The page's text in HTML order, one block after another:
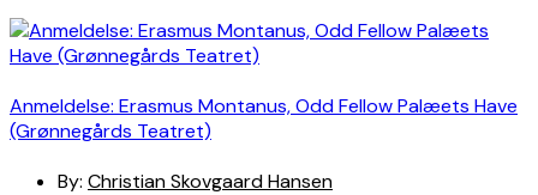
Anmeldelse: Erasmus Montanus, Odd Fellow Palæets Have
(Grønnegårds Teatret)
By: Christian Skovgaard Hansen